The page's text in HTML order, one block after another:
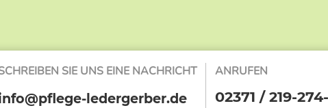
SIE UNS EINE NACHRICHT
ledergerber.de
ANRUFEN
02371 / 219-